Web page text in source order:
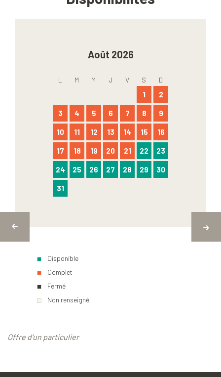
Août 2026
L M M J V S D
1 2
3 4 5 6 7 8 9
10 11 12 13 14 15 16
17 18 19 20 21 22 23
24 25 26 27 28 29 30
31
Disponible
Complet
Fermé
Non renseigné
Offre d'un particulier